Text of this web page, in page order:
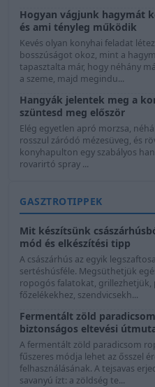
Hogyan vágjunk hagymát
és ami tényleg működik
Kevés olyan konyhai feladat
bosszúságot okoz, mint a
tapasztalta már, hogy néhány
a szeme, majd megindu...
Hangyák jelentek meg a
szüntesd meg először
Elég egyetlen apró morzsa,
rosszul záródó mézesüveg, és
konyhapulton egy szabályos
rovarirtó spray ...
GASZTROTIPPEK
Mit készítsünk
mód és elkészítési tipp
A császárhús az egyik
sertéshúsféle. Megsüthetjük
ropogós falatokat, grillezhetjük,
főzelékekhez, szendvicsekh...
Fermentált zöld
biztonságos eltevési
A fermentált zöld paradicsom
fűszeres módja lehet az ősszel
felhasználásának. A tejsavas
savanyú ízt: a zöldség te...